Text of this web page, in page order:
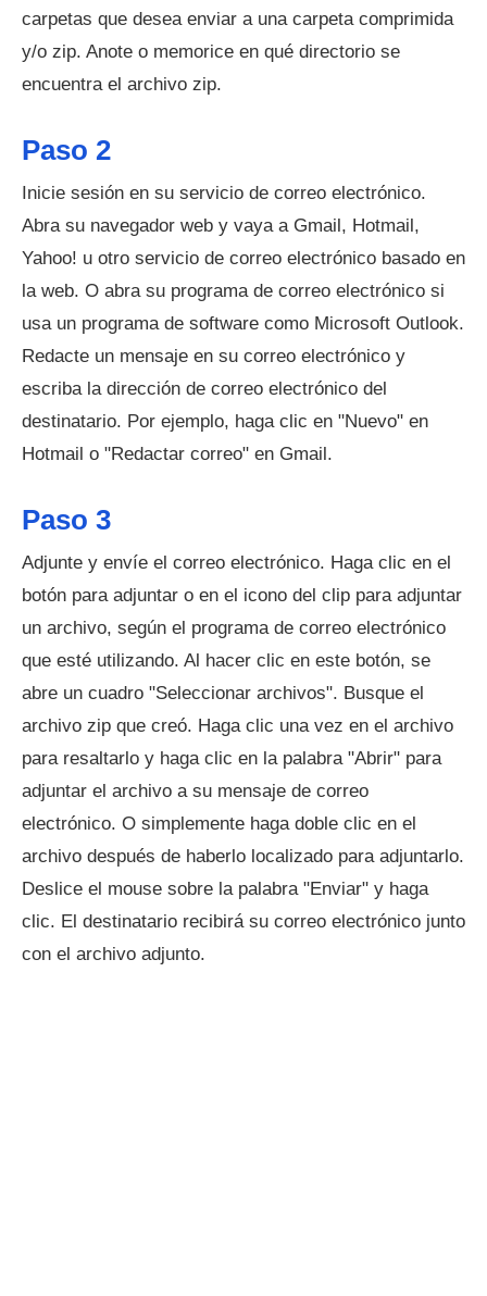
carpetas que desea enviar a una carpeta comprimida
y/o zip. Anote o memorice en qué directorio se
encuentra el archivo zip.
Paso 2
Inicie sesión en su servicio de correo electrónico.
Abra su navegador web y vaya a Gmail, Hotmail,
Yahoo! u otro servicio de correo electrónico basado en
la web. O abra su programa de correo electrónico si
usa un programa de software como Microsoft Outlook.
Redacte un mensaje en su correo electrónico y
escriba la dirección de correo electrónico del
destinatario. Por ejemplo, haga clic en "Nuevo" en
Hotmail o "Redactar correo" en Gmail.
Paso 3
Adjunte y envíe el correo electrónico. Haga clic en el
botón para adjuntar o en el icono del clip para adjuntar
un archivo, según el programa de correo electrónico
que esté utilizando. Al hacer clic en este botón, se
abre un cuadro "Seleccionar archivos". Busque el
archivo zip que creó. Haga clic una vez en el archivo
para resaltarlo y haga clic en la palabra "Abrir" para
adjuntar el archivo a su mensaje de correo
electrónico. O simplemente haga doble clic en el
archivo después de haberlo localizado para adjuntarlo.
Deslice el mouse sobre la palabra "Enviar" y haga
clic. El destinatario recibirá su correo electrónico junto
con el archivo adjunto.